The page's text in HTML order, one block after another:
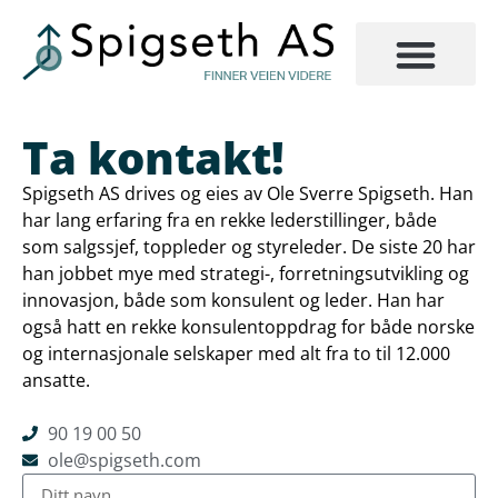
Ta kontakt!
Spigseth AS drives og eies av Ole Sverre Spigseth. Han
har lang erfaring fra en rekke lederstillinger, både
som salgssjef, toppleder og styreleder. De siste 20 har
han jobbet mye med strategi-, forretningsutvikling og
innovasjon, både som konsulent og leder. Han har
også hatt en rekke konsulentoppdrag for både norske
og internasjonale selskaper med alt fra to til 12.000
ansatte.
90 19 00 50
ole@spigseth.com